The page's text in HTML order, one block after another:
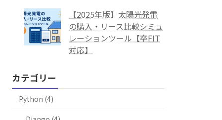
【2025年版】太陽光発電
の購入・リース比較シミュ
レーションツール【卒FIT
対応】
カテゴリー
Python (4)